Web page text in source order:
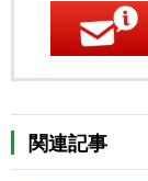
関連記事